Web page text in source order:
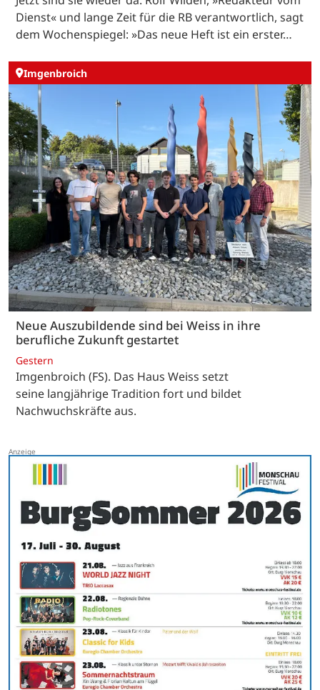
Dienst« und lange Zeit für die RB verantwortlich, sagt
dem Wochenspiegel: »Das neue Heft ist ein erster…
Imgenbroich
Neue Auszubildende sind bei Weiss in ihre
berufliche Zukunft gestartet
Gestern
Imgenbroich (FS). Das Haus Weiss setzt
seine langjährige Tradition fort und bildet
Nachwuchskräfte aus.